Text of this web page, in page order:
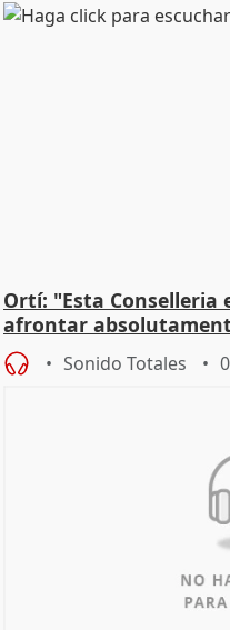
Ortí: "Esta Conselleria
afrontar
Sonido Totales